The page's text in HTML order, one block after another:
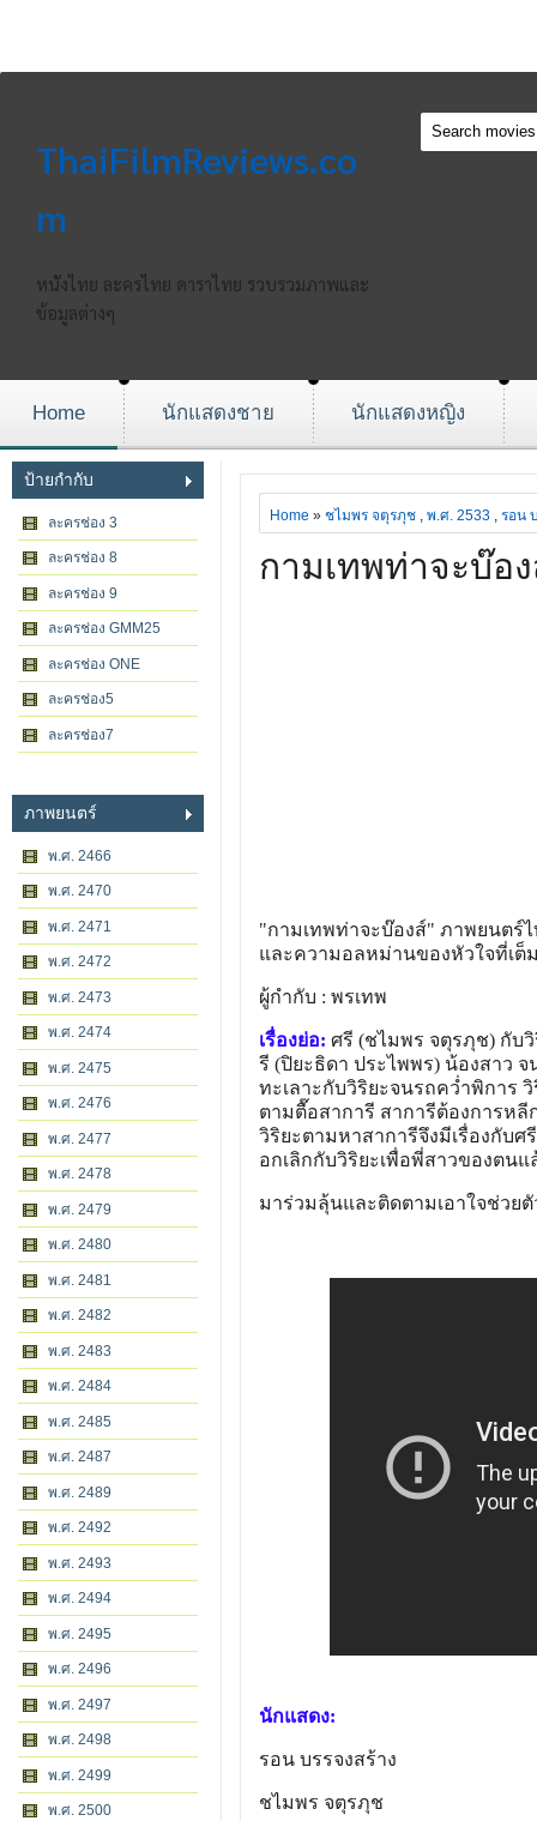
ThaiFilmReviews.co
m
หนังไทย ละครไทย ดาราไทย รวบรวมภาพและ
ข้อมูลต่างๆ
Home นักแสดงชาย นักแสดงหญิง
ป้ายกำกับ
ละครช่อง 3
ละครช่อง 8
ละครช่อง 9
ละครช่อง GMM25
ละครช่อง ONE
ละครช่อง5
ละครช่อง7
ภาพยนตร์
พ.ศ. 2466
พ.ศ. 2470
พ.ศ. 2471
พ.ศ. 2472
พ.ศ. 2473
พ.ศ. 2474
พ.ศ. 2475
พ.ศ. 2476
พ.ศ. 2477
พ.ศ. 2478
พ.ศ. 2479
พ.ศ. 2480
พ.ศ. 2481
พ.ศ. 2482
พ.ศ. 2483
พ.ศ. 2484
พ.ศ. 2485
พ.ศ. 2487
พ.ศ. 2489
พ.ศ. 2492
พ.ศ. 2493
พ.ศ. 2494
พ.ศ. 2495
พ.ศ. 2496
พ.ศ. 2497
พ.ศ. 2498
พ.ศ. 2499
พ.ศ. 2500
Home » ชไมพร จตุรภุช , พ.ศ. 2533 , รอน
กามเทพท่าจะบ๊อ
"กามเทพท่าจะบ๊องส์" ภาพยนตร์
และความอลหม่านของหัวใจที่เต็
ผู้กำกับ : พรเทพ
เรื่องย่อ: ศรี (ชไมพร จตุรภุช) กับ
รี (ปิยะธิดา ประไพพร) น้องสาว
ทะเลาะกับวิริยะจนรถคว่ำพิการ
ตามตื๊อสาการี สาการีต้องการหลี
วิริยะตามหาสาการีจึงมีเรื่องกับ
อกเลิกกับวิริยะเพื่อพี่สาวของตน
มาร่วมลุ้นและติดตามเอาใจช่วย
นักแสดง:
รอน บรรจงสร้าง
ชไมพร จตุรภุช